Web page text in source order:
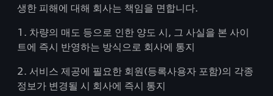
생한 피해에 대해 회사는 책임을 면합니다.
1. 차량의 매도 등으로 인한 양도 시, 그 사실을 본 사이
트에 즉시 반영하는 방식으로 회사에 통지
2. 서비스 제공에 필요한 회원(등록사용자 포함)의 각종
정보가 변경될 시 회사에 즉시 통지